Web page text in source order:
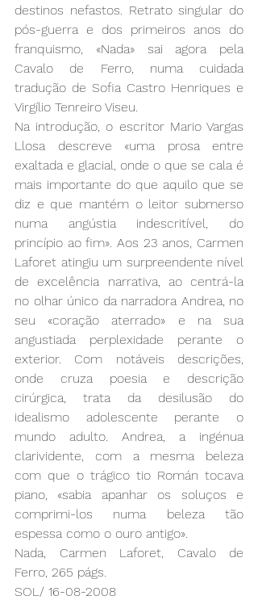
destinos nefastos. Retrato singular do
pós-guerra e dos primeiros anos do
franquismo, «Nada» sai agora pela
Cavalo de Ferro, numa cuidada
tradução de Sofia Castro Henriques e
Virgílio Tenreiro Viseu.
Na introdução, o escritor Mario Vargas
Llosa descreve «uma prosa entre
exaltada e glacial, onde o que se cala é
mais importante do que aquilo que se
diz e que mantém o leitor submerso
numa angústia indescritível, do
princípio ao fim». Aos 23 anos, Carmen
Laforet atingiu um surpreendente nível
de excelência narrativa, ao centrá-la
no olhar único da narradora Andrea, no
seu «coração aterrado» e na sua
angustiada perplexidade perante o
exterior. Com notáveis descrições,
onde cruza poesia e descrição
cirúrgica, trata da desilusão do
idealismo adolescente perante o
mundo adulto. Andrea, a ingénua
clarividente, com a mesma beleza
com que o trágico tio Román tocava
piano, «sabia apanhar os soluços e
comprimi-los numa beleza tão
espessa como o ouro antigo».
Nada, Carmen Laforet, Cavalo de
Ferro, 265 págs.
SOL/ 16-08-2008